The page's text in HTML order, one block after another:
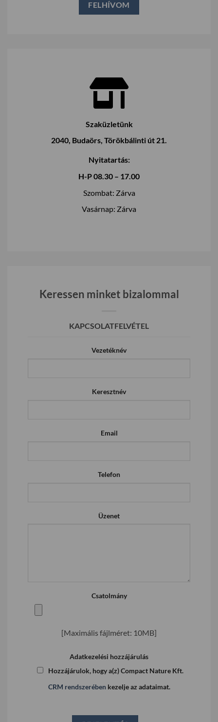
FELHÍVOM
Szaküzletünk
2040, Budaörs, Törökbálinti út 21.
Nyitatartás:
H-P 08.30 – 17.00
Szombat: Zárva
Vasárnap: Zárva
Keressen minket bizalommal
KAPCSOLATFELVÉTEL
Vezetéknév
Keresztnév
Email
Telefon
Üzenet
Csatolmány
[Maximális fájlméret: 10MB]
Adatkezelési hozzájárulás
Hozzájárulok, hogy a(z) Compact Nature Kft.
CRM rendszerében kezelje az adataimat.